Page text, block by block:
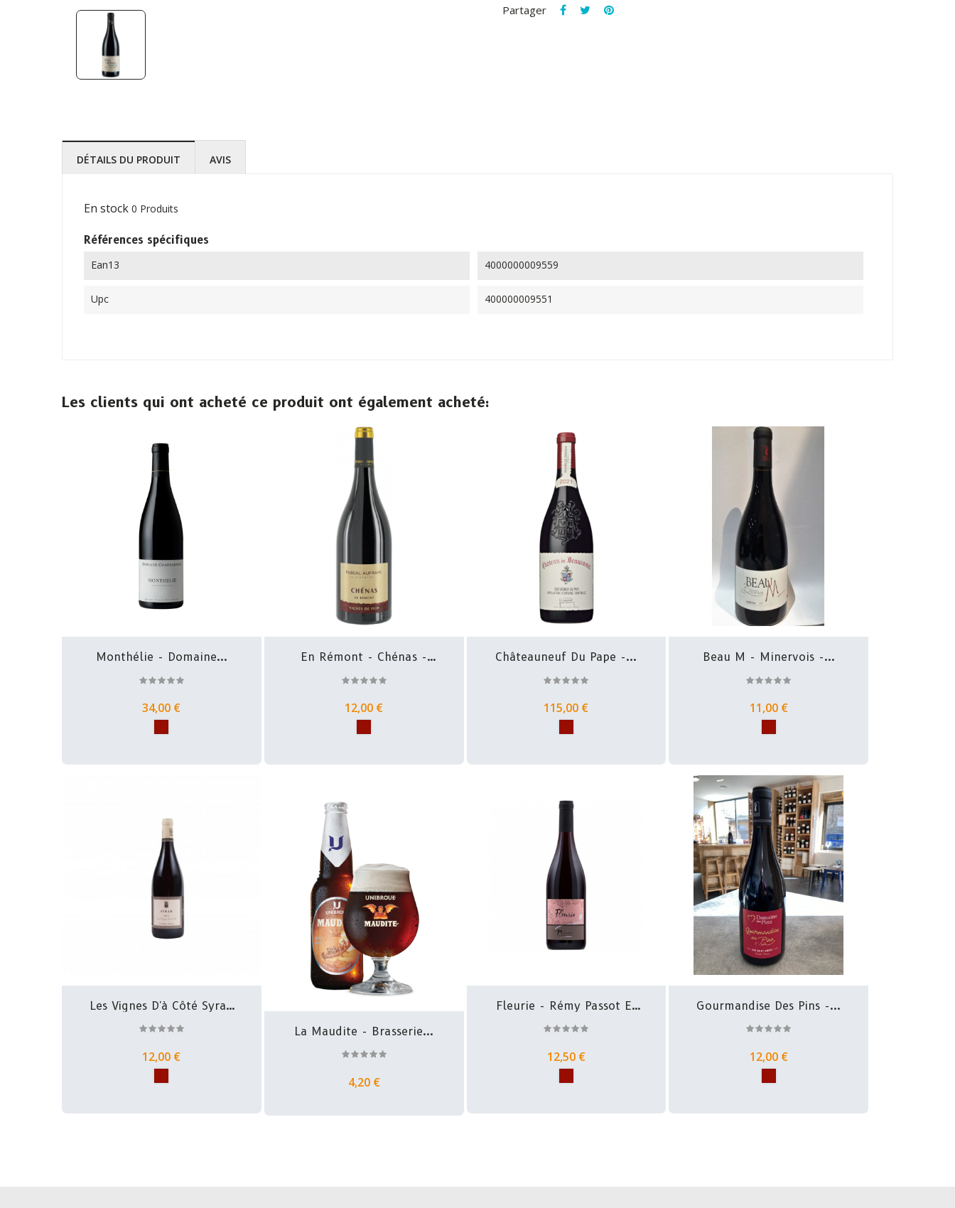
Partager
DÉTAILS DU PRODUIT AVIS
En stock 0 Produits
Références spécifiques
Ean13 4000000009559
Upc 400000009551
Les clients qui ont acheté ce produit ont également acheté:
Monthélie - Domaine...
34,00 €
En Rémont - Chénas -
12,00 €
Châteauneuf Du Pape -...
115,00 €
Beau M - Minervois -...
11,00 €
Les Vignes D'à Côté Syrah
12,00 €
La Maudite - Brasserie...
4,20 €
Fleurie - Rémy Passot Et
12,50 €
Gourmandise Des Pins -...
12,00 €